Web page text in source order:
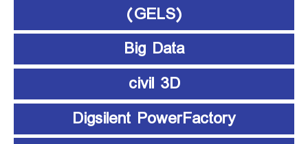
(GELS)
Big Data
civil 3D
Digsilent PowerFactory